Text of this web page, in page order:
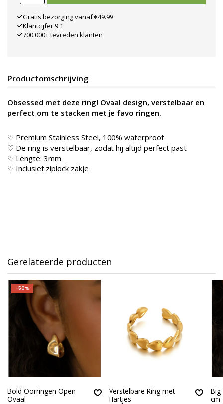
Gratis bezorging vanaf €49.99
Klantcijfer 9.1
700.000+ tevreden klanten
Productomschrijving
Obsessed met deze ring! Ovaal design, verstelbaar en
perfect om te stacken met je favo ringen.
♡ Premium Stainless Steel, 100% waterproof
♡ De ring is verstelbaar, zodat hij altijd perfect past
♡ Lengte: 3mm
♡ Inclusief ziplock zakje
Gerelateerde producten
-50%
Bold Oorringen Open
Ovaal
Verstelbare Ring met
Hartjes
Big
cm